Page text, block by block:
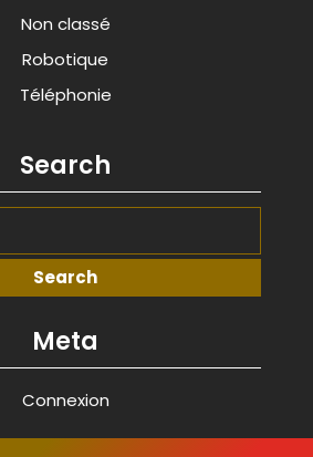
Non classé
Robotique
Téléphonie
Search
Meta
Connexion